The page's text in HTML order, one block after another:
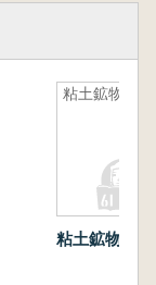
粘土鉱物学
粘土鉱物学